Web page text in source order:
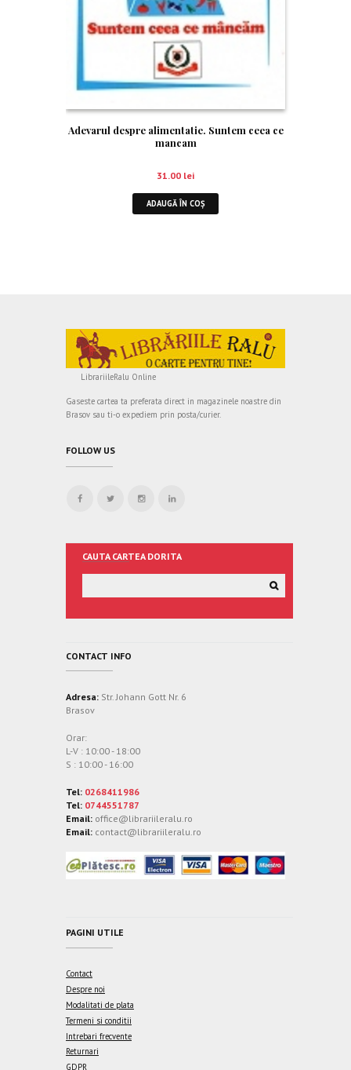
Adevarul despre alimentatie. Suntem ceea ce
mancam
31.00 lei
ADAUGĂ ÎN COȘ
LibrariileRalu Online
Gaseste cartea ta preferata direct in magazinele noastre din
Brasov sau ti-o expediem prin posta/curier.
FOLLOW US
CAUTA CARTEA DORITA
CONTACT INFO
Adresa: Str. Johann Gott Nr. 6
Brasov
Orar:
L-V : 10:00 - 18:00
S : 10:00 - 16:00
Tel: 0268411986
Tel: 0744551787
Email: office@librariileralu.ro
Email: contact@librariileralu.ro
PAGINI UTILE
Contact
Despre noi
Modalitati de plata
Termeni si conditii
Intrebari frecvente
Returnari
GDPR